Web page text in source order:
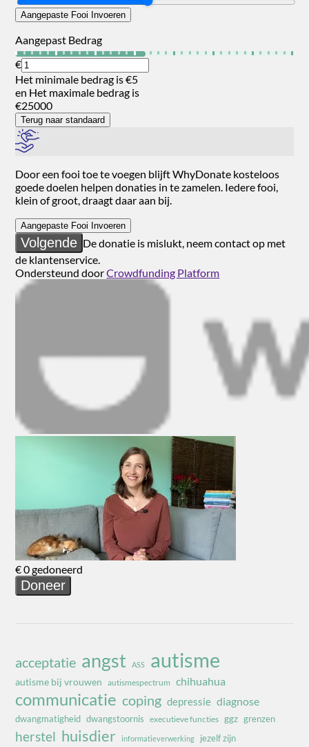
acceptatie angst ASS autisme
autisme bij vrouwen autismespectrum chihuahua
communicatie coping depressie diagnose
dwangmatigheid dwangstoornis executieve functies ggz grenzen
herstel huisdier informatieverwerking jezelf zijn